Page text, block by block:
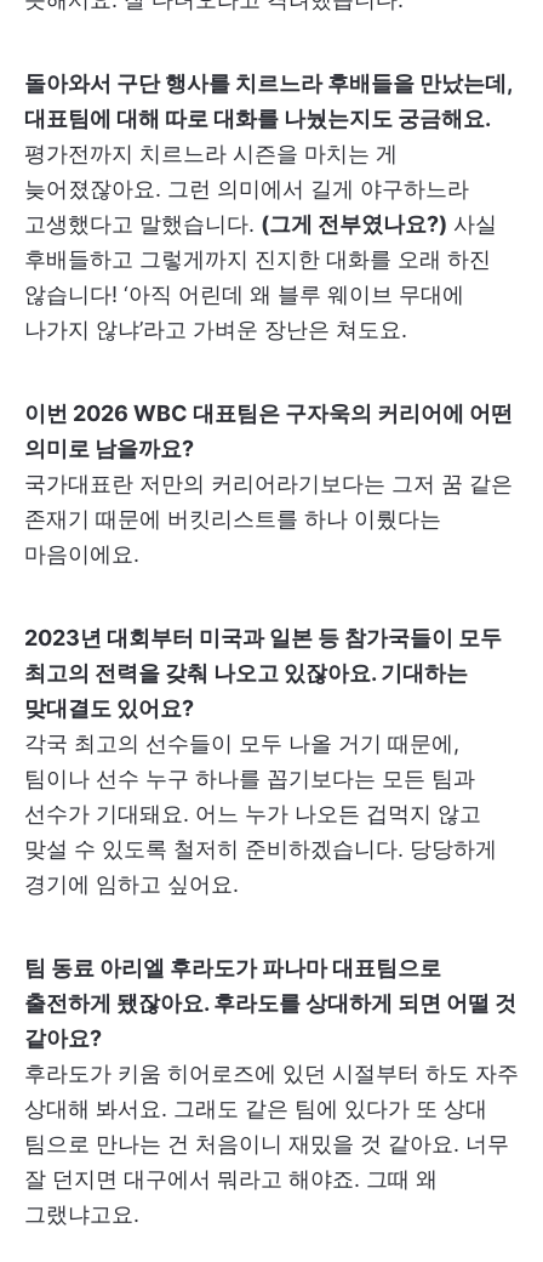
돌아와서 구단 행사를 치르느라 후배들을 만났는데,
대표팀에 대해 따로 대화를 나눴는지도 궁금해요.
평가전까지 치르느라 시즌을 마치는 게
늦어졌잖아요. 그런 의미에서 길게 야구하느라
고생했다고 말했습니다. (그게 전부였나요?) 사실
후배들하고 그렇게까지 진지한 대화를 오래 하진
않습니다! ‘아직 어린데 왜 블루 웨이브 무대에
나가지 않냐’라고 가벼운 장난은 쳐도요.
이번 2026 WBC 대표팀은 구자욱의 커리어에 어떤
의미로 남을까요?
국가대표란 저만의 커리어라기보다는 그저 꿈 같은
존재기 때문에 버킷리스트를 하나 이뤘다는
마음이에요.
2023년 대회부터 미국과 일본 등 참가국들이 모두
최고의 전력을 갖춰 나오고 있잖아요. 기대하는
맞대결도 있어요?
각국 최고의 선수들이 모두 나올 거기 때문에,
팀이나 선수 누구 하나를 꼽기보다는 모든 팀과
선수가 기대돼요. 어느 누가 나오든 겁먹지 않고
맞설 수 있도록 철저히 준비하겠습니다. 당당하게
경기에 임하고 싶어요.
팀 동료 아리엘 후라도가 파나마 대표팀으로
출전하게 됐잖아요. 후라도를 상대하게 되면 어떨 것
같아요?
후라도가 키움 히어로즈에 있던 시절부터 하도 자주
상대해 봐서요. 그래도 같은 팀에 있다가 또 상대
팀으로 만나는 건 처음이니 재밌을 것 같아요. 너무
잘 던지면 대구에서 뭐라고 해야죠. 그때 왜
그랬냐고요.